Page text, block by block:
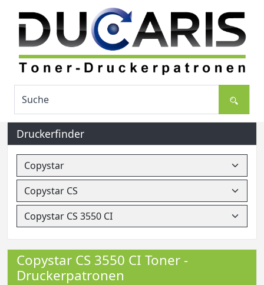
Druckerfinder
Copystar CS 3550 CI Toner -
Druckerpatronen